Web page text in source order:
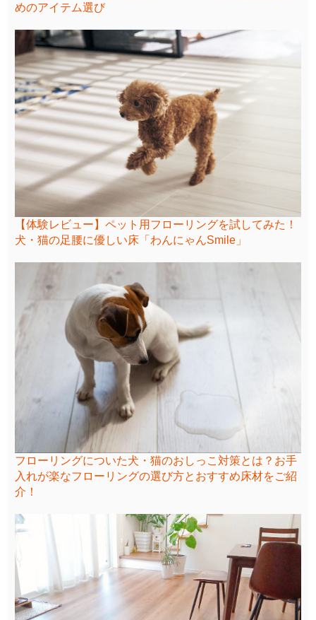
めのアイテム選び
【体験レビュー】ペット用フローリングを試してみた！
犬・猫の足腰に優しい床「わんにゃんSmile」
フローリングについた犬・猫のおしっこ対策とは？お手
入れが楽なフローリングの選び方とおすすめ床材をご紹
介！